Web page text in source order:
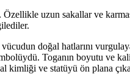
uzun sakallar ve
doğal hatlarını
Toganın boyutu ve
kimliği ve statüyü ön plana